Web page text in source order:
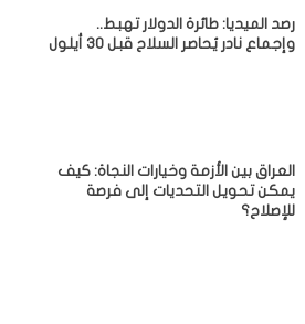
رصد الميديا: طائرة الدولار تهبط..
وإجماع نادر يُحاصر السلاح قبل 30 أيلول
العراق بين الأزمة وخيارات النجاة: كيف
يمكن تحويل التحديات إلى فرصة
للإصلاح؟